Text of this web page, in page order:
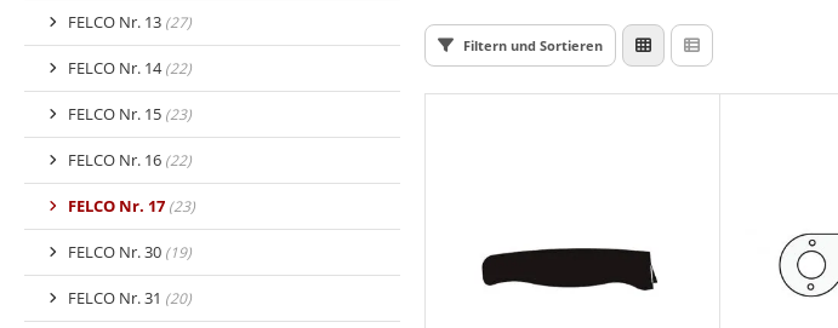
FELCO Nr. 13 (27)
FELCO Nr. 14 (22)
FELCO Nr. 15 (23)
FELCO Nr. 16 (22)
FELCO Nr. 17 (23)
FELCO Nr. 30 (19)
FELCO Nr. 31 (20)
Filtern und Sortieren